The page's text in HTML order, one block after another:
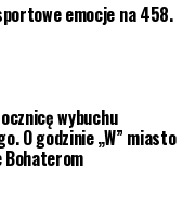
emocje na 458.
wybuchu
O godzinie „W” miasto
Bohaterom